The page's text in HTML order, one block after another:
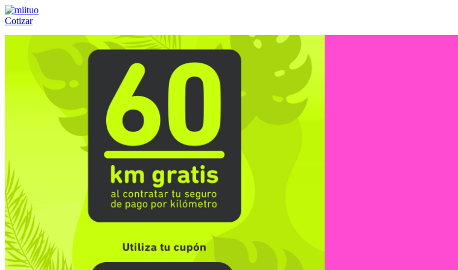
Cotizar
(55) 84-21-05-00ó800-953-00-59